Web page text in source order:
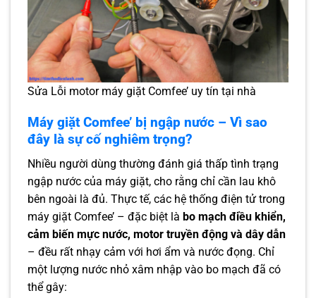
Sửa Lỗi motor máy giặt Comfee’ uy tín tại nhà
Máy giặt Comfee’ bị ngập nước – Vì sao
đây là sự cố nghiêm trọng?
Nhiều người dùng thường đánh giá thấp tình trạng
ngập nước của máy giặt, cho rằng chỉ cần lau khô
bên ngoài là đủ. Thực tế, các hệ thống điện tử trong
máy giặt Comfee’ – đặc biệt là bo mạch điều khiển,
cảm biến mực nước, motor truyền động và dây dẫn
– đều rất nhạy cảm với hơi ẩm và nước đọng. Chỉ
một lượng nước nhỏ xâm nhập vào bo mạch đã có
thể gây: